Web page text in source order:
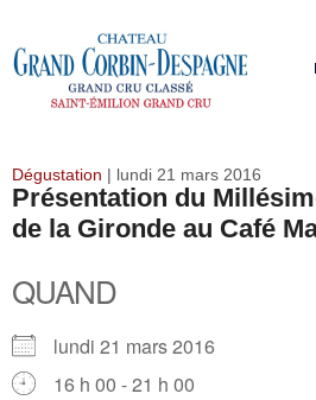
Dégustation | lundi 21 mars 2016
Présentation du
de la Gironde au Café
QUAND
lundi 21 mars 2016
16 h 00 - 21 h 00